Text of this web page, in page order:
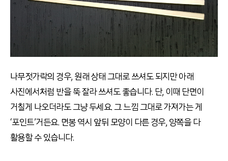
나무젓가락의 경우, 원래 상태 그대로 쓰셔도 되지만 아래
사진에서처럼 반을 뚝 잘라 쓰셔도 좋습니다. 단, 이때 단면이
거칠게 나오더라도 그냥 두세요.그 느낌 그대로 가져가는 게
‘포인트’거든요. 면봉 역시 앞뒤 모양이 다른 경우, 양쪽을 다
활용할 수 있습니다.